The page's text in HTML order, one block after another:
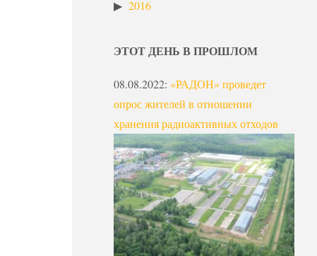
2016
ЭТОТ ДЕНЬ В ПРОШЛОМ
08.08.2022: «РАДОН» проведет
опрос жителей в отношении
хранения радиоактивных отходов